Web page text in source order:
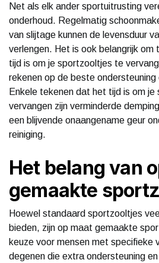
Net als elk ander sportuitrusting
onderhoud. Regelmatig
van slijtage kunnen de levensduur
verlengen. Het is ook belangrijk om
tijd is om je sportzooltjes te
rekenen op de beste ondersteuning
Enkele tekenen dat het tijd is om
vervangen zijn verminderde
een blijvende onaangename geur
reiniging.
Het belang van
gemaakte
Hoewel standaard sportzooltjes
bieden, zijn op maat gemaakte
keuze voor mensen met specifieke
degenen die extra ondersteuning